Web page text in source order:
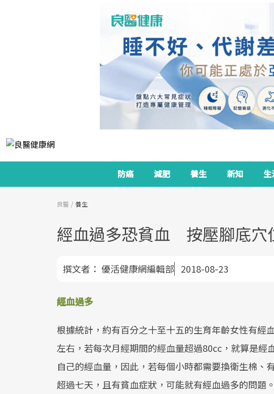
防癌 減肥 養生 新知 生
良醫 養生
經血過多恐貧血 按壓腳底穴
撰文者： 優活健康網編輯部 2018-08-23
經血過多
根據統計，約有百分之十至十五的生育年齡女性有經
左右，若每次月經期間的經血量超過80cc，就算是經
自己的經血量，因此，若每個小時都需要換衛生棉、
超過七天，且有貧血症狀，可能就有經血過多的問題。